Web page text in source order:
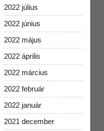
2022 július
2022 június
2022 május
2022 április
2022 március
2022 február
2022 január
2021 december